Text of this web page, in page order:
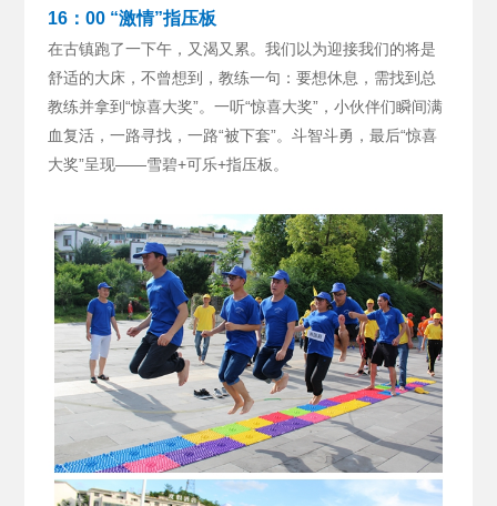
16：00 “激情”指压板
在古镇跑了一下午，又渴又累。我们以为迎接我们的将是
舒适的大床，不曾想到，教练一句：要想休息，需找到总
教练并拿到“惊喜大奖”。 一听“惊喜大奖”，小伙伴们瞬间满
血复活，一路寻找，一路“被下套”。斗智斗勇，最后“惊喜
大奖”呈现——雪碧+可乐+指压板。